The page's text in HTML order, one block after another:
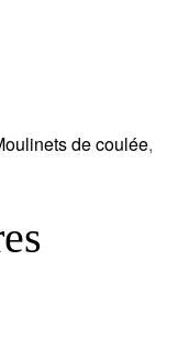
de coulée,